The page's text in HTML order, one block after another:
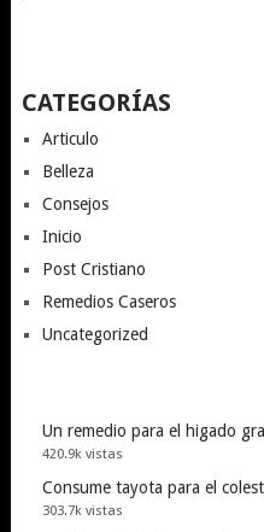
CATEGORÍAS
Articulo
Belleza
Consejos
Inicio
Post Cristiano
Remedios Caseros
Uncategorized
Un remedio para el higado
420.9k vistas
Consume tayota para el
303.7k vistas